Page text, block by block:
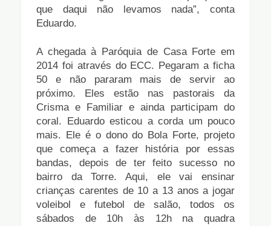
que daqui não levamos nada”, conta
Eduardo.
A chegada à Paróquia de Casa Forte em
2014 foi através do ECC. Pegaram a ficha
50 e não pararam mais de servir ao
próximo. Eles estão nas pastorais da
Crisma e Familiar e ainda participam do
coral. Eduardo esticou a corda um pouco
mais. Ele é o dono do Bola Forte, projeto
que começa a fazer história por essas
bandas, depois de ter feito sucesso no
bairro da Torre. Aqui, ele vai ensinar
crianças carentes de 10 a 13 anos a jogar
voleibol e futebol de salão, todos os
sábados de 10h às 12h na quadra